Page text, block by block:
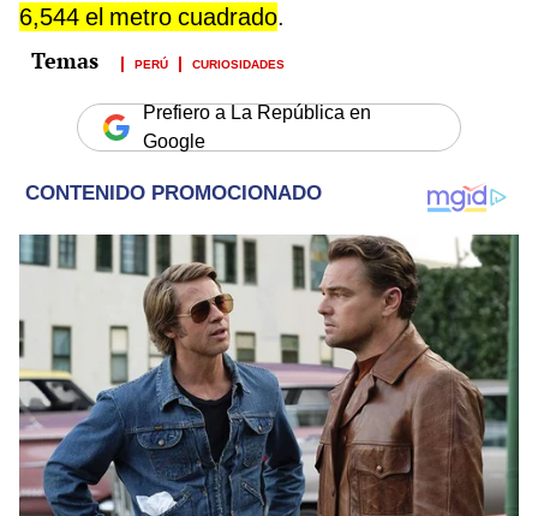
6,544 el metro cuadrado.
PERÚ CURIOSIDADES
Prefiero a La República en
Google